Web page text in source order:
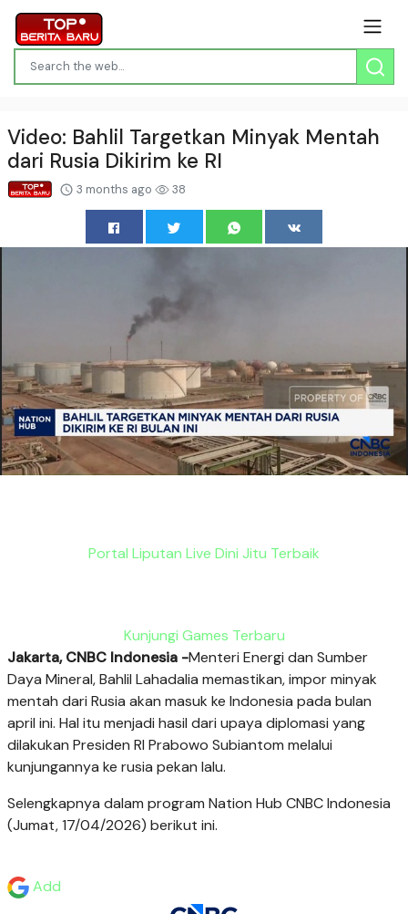
Video: Bahlil Targetkan Minyak Mentah
dari Rusia Dikirim ke RI
3 months ago 38
Portal Liputan Live Dini Jitu Terbaik
Kunjungi Games Terbaru
Jakarta, CNBC Indonesia -Menteri Energi dan Sumber
Daya Mineral, Bahlil Lahadalia memastikan, impor minyak
mentah dari Rusia akan masuk ke Indonesia pada bulan
april ini. Hal itu menjadi hasil dari upaya diplomasi yang
dilakukan Presiden RI Prabowo Subiantom melalui
kunjungannya ke rusia pekan lalu.
Selengkapnya dalam program Nation Hub CNBC Indonesia
(Jumat, 17/04/2026) berikut ini.
Add